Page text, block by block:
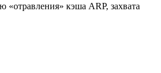
кэша ARP, захвата